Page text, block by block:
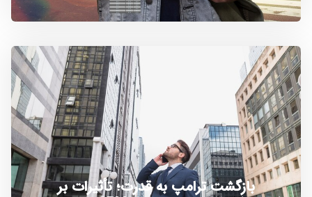
بازگشت ترامپ به قدرت؛ تأثیرات بر